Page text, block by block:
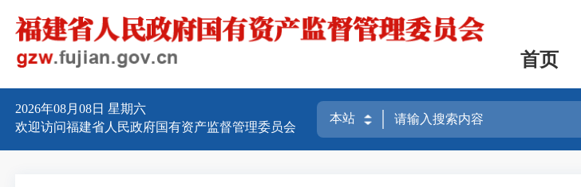
首页
2026年08月08日星期六
欢迎访问福建省人民政府国有资产监督管理委员会